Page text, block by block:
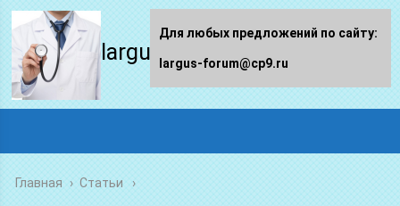
largus-forum.ru
Главная › Статьи
Для любых предложений по сайту:
largus-forum@cp9.ru